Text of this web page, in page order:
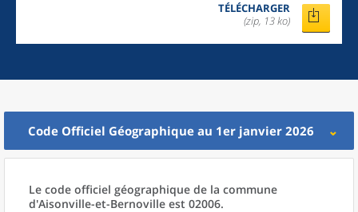
TÉLÉCHARGER
(zip, 13 ko)
Code Officiel Géographique au 1er janvier 2026
Le code officiel géographique de la commune
d'Aisonville-et-Bernoville est 02006.